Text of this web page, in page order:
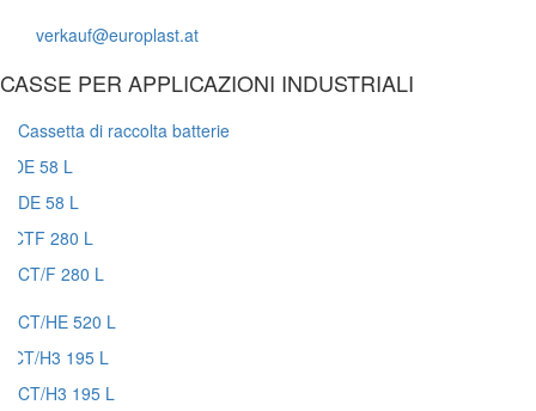
verkauf@europlast.at
CASSE PER APPLICAZIONI INDUSTRIALI
Cassetta di raccolta batterie
DE 58 L
CT/F 280 L
CT/HE 520 L
CT/H3 195 L